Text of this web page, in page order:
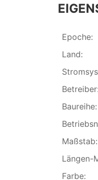
Epoche:
Land:
Betreiber:
Baureihe:
Maßstab:
Längen-
Farbe: